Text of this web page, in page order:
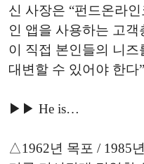
신 사장은 “펀드온라
인 앱을 사용하는 고객
이 직접 본인들의 니
대변할 수 있어야 한다
▶▶ He is…
△1962년 목포 / 1985